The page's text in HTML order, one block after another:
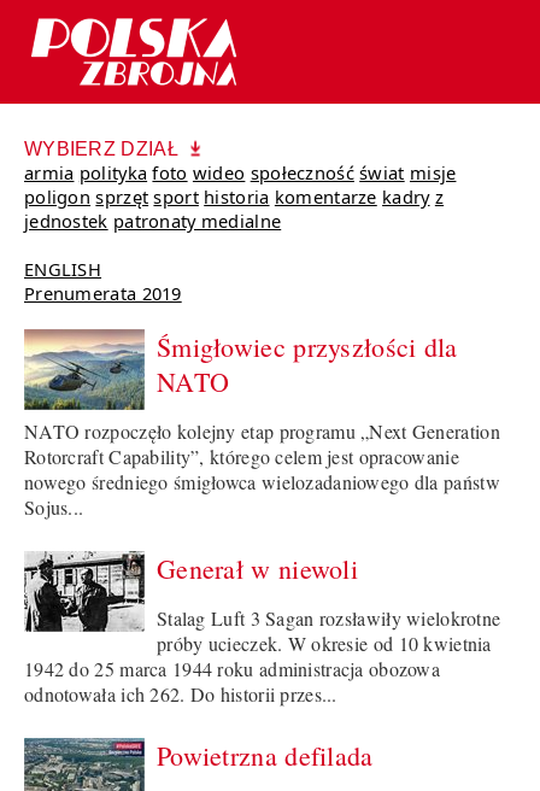
WYBIERZ DZIAŁ
armia polityka foto wideo społeczność świat misje
poligon sprzęt sport historia komentarze kadry z
jednostek patronaty medialne
ENGLISH
Prenumerata 2019
Śmigłowiec przyszłości dla
NATO
NATO rozpoczęło kolejny etap programu „Next Generation
Rotorcraft Capability”, którego celem jest opracowanie
nowego średniego śmigłowca wielozadaniowego dla państw
Sojus...
Generał w niewoli
Stalag Luft 3 Sagan rozsławiły wielokrotne
próby ucieczek. W okresie od 10 kwietnia
1942 do 25 marca 1944 roku administracja obozowa
odnotowała ich 262. Do historii przes...
Powietrzna defilada